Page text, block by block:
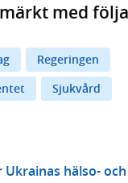
med
Regeringen
Sjukvård
Ukrainas hälso-